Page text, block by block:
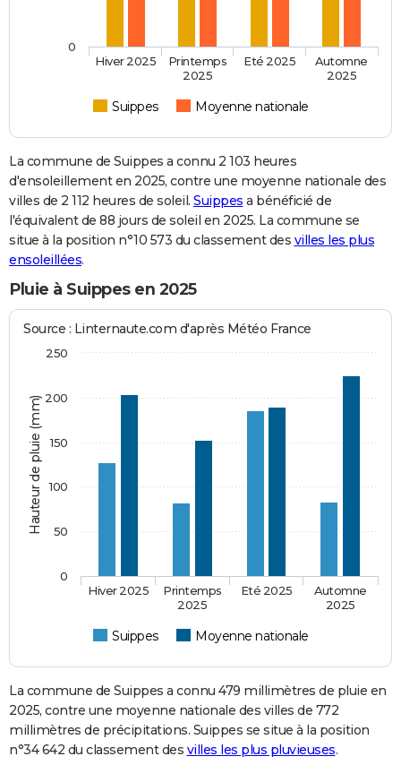
Suippes Moyenne nationale
Hiver 2025
Printemps
2025
Eté 2025
Automne
2025
0
La commune de Suippes a connu 2 103 heures
d'ensoleillement en 2025, contre une moyenne nationale des
villes de 2 112 heures de soleil. Suippes a bénéficié de
l'équivalent de 88 jours de soleil en 2025. La commune se
situe à la position n°10 573 du classement des villes les plus
ensoleillées.
Pluie à Suippes en 2025
Hauteur de pluie (mm)
Source : Linternaute.com d'après Météo France
Suippes Moyenne nationale
Hiver 2025
Printemps
2025
Eté 2025
Automne
2025
0
50
100
150
200
250
La commune de Suippes a connu 479 millimètres de pluie en
2025, contre une moyenne nationale des villes de 772
millimètres de précipitations. Suippes se situe à la position
n°34 642 du classement des villes les plus pluvieuses.